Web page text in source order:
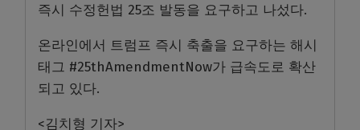
즉시 수정헌법 25조 발동을 요구하고 나섰다.
온라인에서 트럼프 즉시 축출을 요구하는 해시
태그 #25thAmendmentNow가 급속도로 확산
되고 있다.
<김치형 기자>